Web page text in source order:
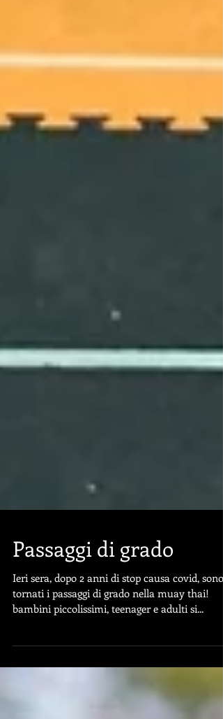
Passaggi di grado
Ieri sera, dopo 2 anni di stop causa covid, sono
bambini piccolissimi, teenager e adulti si...